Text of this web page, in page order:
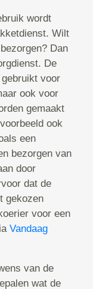
wordt
Wilt
Dan
De
voor
ook voor
gemaakt
ook
een
bezorgen van
door
dat de
gekozen
voor een
Vandaag
van de
wat de